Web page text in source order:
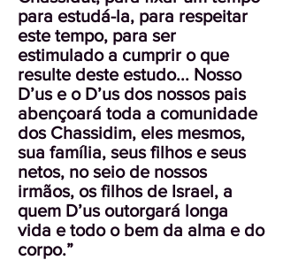
para estudá-la, para respeitar
este tempo, para ser
estimulado a cumprir o que
resulte deste estudo... Nosso
D’us e o D’us dos nossos pais
abençoará toda a comunidade
dos Chassidim, eles mesmos,
sua família, seus filhos e seus
netos, no seio de nossos
irmãos, os filhos de Israel, a
quem D’us outorgará longa
vida e todo o bem da alma e do
corpo.”